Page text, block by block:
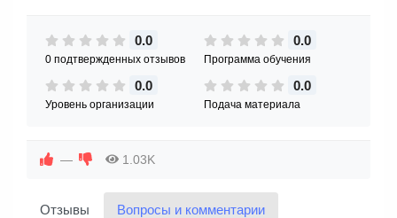
0.0
0 подтвержденных отзывов
0.0
Программа обучения
0.0
Уровень организации
0.0
Подача материала
— 1.03K
Отзывы Вопросы и комментарии